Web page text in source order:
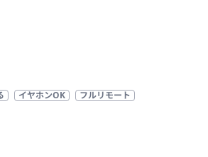
イヤホンOK
フルリモート